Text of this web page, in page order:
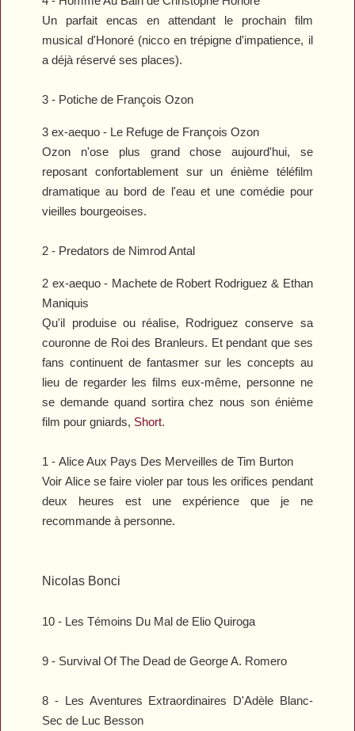
Un parfait encas en attendant le prochain film
musical d'Honoré (nicco en trépigne d'impatience, il
a déjà réservé ses places).
3 - Potiche de François Ozon
3 ex-aequo - Le Refuge de François Ozon
Ozon n'ose plus grand chose aujourd'hui, se
reposant confortablement sur un énième téléfilm
dramatique au bord de l'eau et une comédie pour
vieilles bourgeoises.
2 - Predators de Nimrod Antal
2 ex-aequo - Machetede Robert Rodriguez & Ethan
Maniquis
Qu'il produise ou réalise, Rodriguez conserve sa
couronne de Roi des Branleurs. Et pendant que ses
fans continuent de fantasmer sur les concepts au
lieu de regarder les films eux-même, personne ne
se demande quand sortira chez nous son énième
film pour gniards, Short.
1 -Alice Aux Pays Des Merveilles de Tim Burton
Voir Alice se faire violer par tous les orifices pendant
deux heures est une expérience que je ne
recommande à personne.
Nicolas Bonci
10 - Les Témoins Du Mal de Elio Quiroga
9 - Survival Of The Dead de George A. Romero
8 - Les Aventures Extraordinaires D'Adèle Blanc-
Sec de Luc Besson